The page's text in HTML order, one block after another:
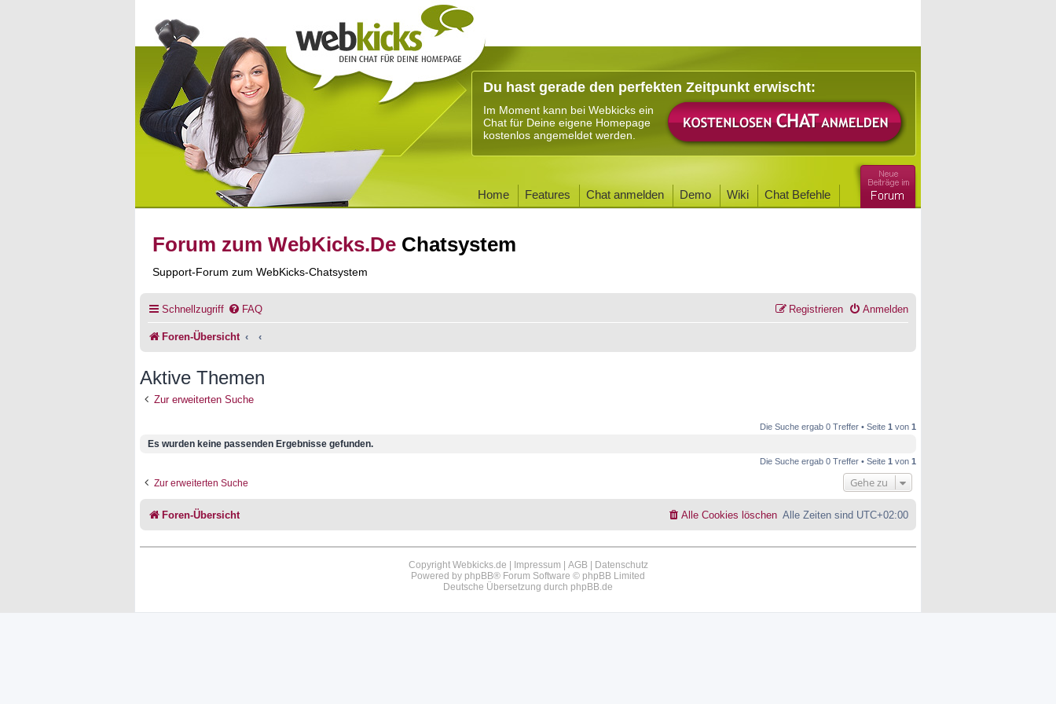
Du hast gerade den perfekten Zeitpunkt erwischt:
Im Moment kann bei Webkicks ein
Chat für Deine eigene Homepage
kostenlos angemeldet werden.
Home Features Chat anmelden Demo Wiki Chat Befehle
Forum zum WebKicks.De Chatsystem
Support-Forum zum WebKicks-Chatsystem
Schnellzugriff FAQ Anmelden
Registrieren
Foren-Übersicht
Aktive Themen
Zur erweiterten Suche
Die Suche ergab 0 Treffer • Seite 1 von 1
Es wurden keine passenden Ergebnisse gefunden.
Die Suche ergab 0 Treffer • Seite 1 von 1
Zur erweiterten Suche Gehe zu
Foren-Übersicht Alle Zeiten sind UTC+02:00
Alle Cookies löschen
Copyright Webkicks.de | Impressum | AGB| Datenschutz
Powered by phpBB® Forum Software © phpBB Limited
Deutsche Übersetzung durch phpBB.de